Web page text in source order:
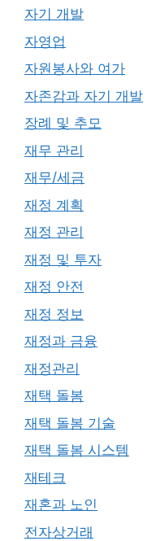
자기 개발
자영업
자원봉사와 여가
자존감과 자기 개발
장례 및 추모
재무 관리
재무/세금
재정 계획
재정 관리
재정 및 투자
재정 안전
재정 정보
재정과 금융
재정관리
재택 돌봄
재택 돌봄 기술
재택 돌봄 시스템
재테크
재혼과 노인
전자상거래